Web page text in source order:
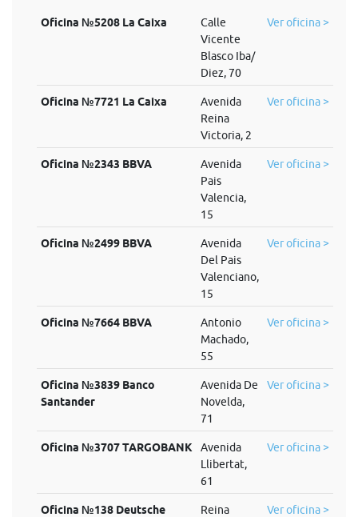
Oficina №5208 La Caixa
Calle
Vicente
Blasco Iba/
Diez, 70
Ver oficina >
Oficina №7721 La Caixa
Avenida
Reina
Victoria, 2
Ver oficina >
Oficina №2343 BBVA
Avenida
Pais
Valencia,
15
Ver oficina >
Oficina №2499 BBVA
Avenida
Del Pais
Valenciano,
15
Ver oficina >
Oficina №7664 BBVA
Antonio
Machado,
55
Ver oficina >
Oficina №3839 Banco
Santander
Avenida De
Novelda,
71
Ver oficina >
Oficina №3707 TARGOBANK
Avenida
Llibertat,
61
Ver oficina >
Oficina №138 Deutsche
Reina
Ver oficina >